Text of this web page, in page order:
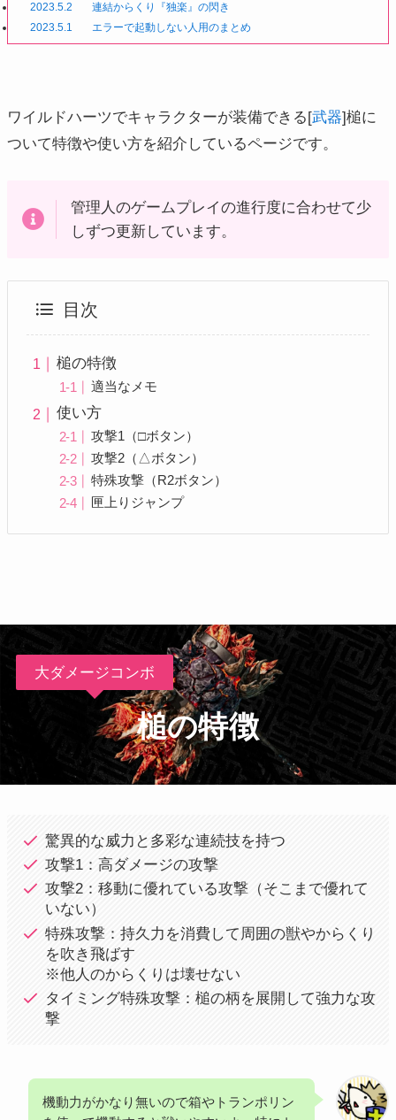
2023.5.2
連結からくり『独楽』の閃き
2023.5.1
エラーで起動しない人用のまとめ
ワイルドハーツでキャラクターが装備できる[武器]槌に
ついて特徴や使い方を紹介しているページです。
管理人のゲームプレイの進行度に合わせて少
しずつ更新しています。
目次
槌の特徴
適当なメモ
使い方
攻撃1（□ボタン）
攻撃2（△ボタン）
特殊攻撃（R2ボタン）
匣上りジャンプ
大ダメージコンボ
槌の特徴
驚異的な威力と多彩な連続技を持つ
攻撃1：高ダメージの攻撃
攻撃2：移動に優れている攻撃（そこまで優れて
いない）
特殊攻撃：持久力を消費して周囲の獣やからくり
を吹き飛ばす
※他人のからくりは壊せない
タイミング特殊攻撃：槌の柄を展開して強力な攻
撃
機動力がかなり無いので箱やトランポリン